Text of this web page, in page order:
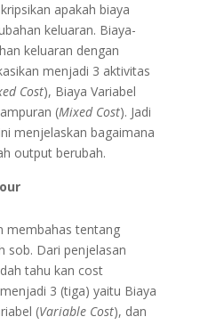
apakah biaya
keluaran. Biaya-
keluaran dengan
menjadi 3 aktivitas
Cost), Biaya Variabel
(Mixed Cost). Jadi
menjelaskan bagaimana
output berubah.
membahas tentang
sob. Dari penjelasan
tahu kan cost
3 (tiga) yaitu Biaya
(Variable Cost), dan